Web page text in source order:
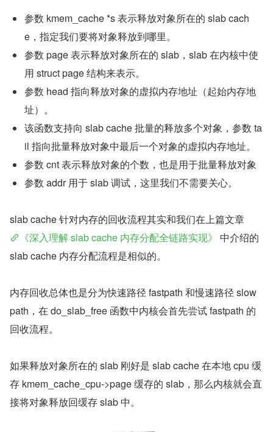
参数 kmem_cache *s 表示释放对象所在的 slab cach
e，指定我们要将对象释放到哪里。
参数 page 表示释放对象所在的 slab，slab 在内核中使
用 struct page 结构来表示。
参数 head 指向释放对象的虚拟内存地址（起始内存地
址）。
该函数支持向 slab cache 批量的释放多个对象，参数 ta
il 指向批量释放对象中最后一个对象的虚拟内存地址。
参数 cnt 表示释放对象的个数，也是用于批量释放对象
参数 addr 用于 slab 调试，这里我们不需要关心。
《深入理解 slab cache 内存分配全链路实现》
中介绍的
slab cache 内存分配流程是相似的。
内存回收总体也是分为快速路径 fastpath 和慢速路径 slow
path，在 do_slab_free 函数中内核会首先尝试 fastpath 的
回收流程。
如果释放对象所在的 slab 刚好是 slab cache 在本地 cpu 缓
存 kmem_cache_cpu->page 缓存的 slab，那么内核就会直
接将对象释放回缓存 slab 中。